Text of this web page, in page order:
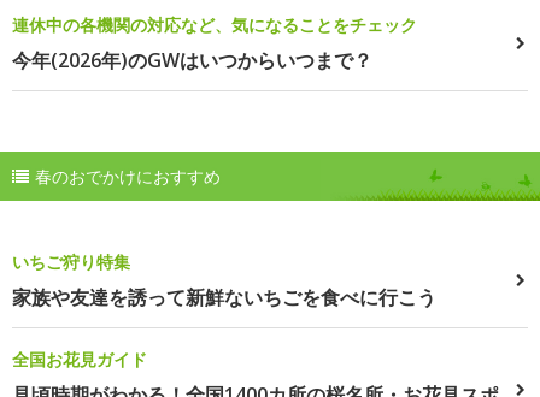
連休中の各機関の対応など、気になることをチェック
今年(2026年)のGWはいつからいつまで？
春のおでかけにおすすめ
いちご狩り特集
家族や友達を誘って新鮮ないちごを食べに行こう
全国お花見ガイド